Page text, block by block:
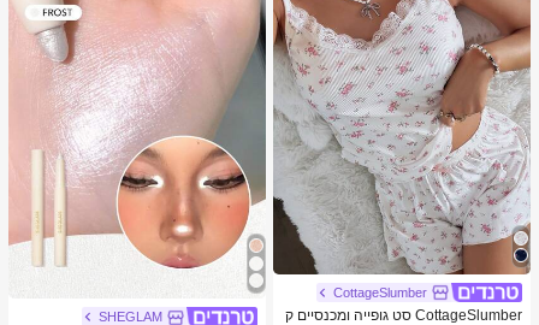
CottageSlumber
CottageSlumber סט גופייה ומכנסיים ק
SHEGLAM